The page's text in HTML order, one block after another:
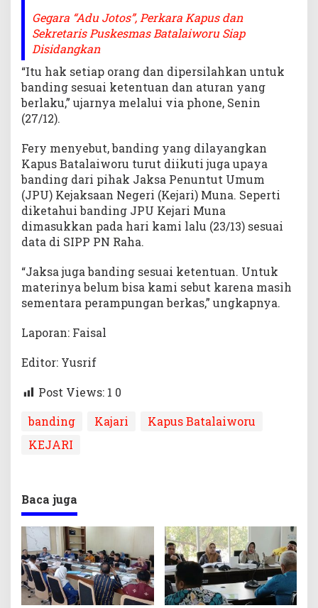
Gegara “Adu Jotos”, Perkara Kapus dan
Sekretaris Puskesmas Batalaiworu Siap
Disidangkan
“Itu hak setiap orang dan dipersilahkan untuk
banding sesuai ketentuan dan aturan yang
berlaku,” ujarnya melalui via phone, Senin
(27/12).
Fery menyebut, banding yang dilayangkan
Kapus Batalaiworu turut diikuti juga upaya
banding dari pihak Jaksa Penuntut Umum
(JPU) Kejaksaan Negeri (Kejari) Muna. Seperti
diketahui banding JPU Kejari Muna
dimasukkan pada hari kami lalu (23/13) sesuai
data di SIPP PN Raha.
“Jaksa juga banding sesuai ketentuan. Untuk
materinya belum bisa kami sebut karena masih
sementara perampungan berkas,” ungkapnya.
Laporan: Faisal
Editor: Yusrif
Post Views: 1 0
banding
Kajari
Kapus Batalaiworu
KEJARI
Baca juga